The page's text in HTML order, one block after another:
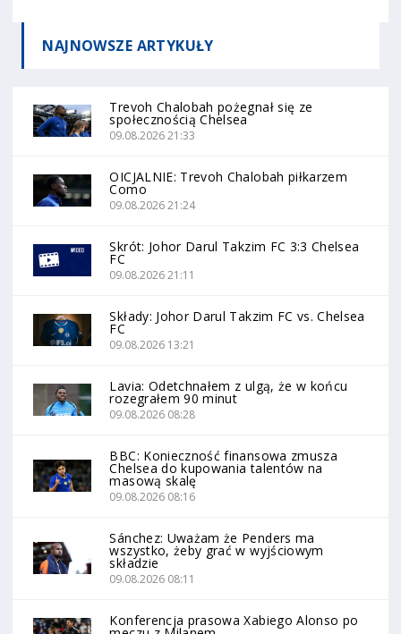
NAJNOWSZE ARTYKUŁY
Trevoh Chalobah pożegnał się ze
społecznością Chelsea
09.08.2026 21:33
OICJALNIE: Trevoh Chalobah piłkarzem
Como
09.08.2026 21:24
Skrót: Johor Darul Takzim FC 3:3 Chelsea
FC
09.08.2026 21:11
Składy: Johor Darul Takzim FC vs. Chelsea
FC
09.08.2026 13:21
Lavia: Odetchnałem z ulgą, że w końcu
rozegrałem 90 minut
09.08.2026 08:28
BBC: Konieczność finansowa zmusza
Chelsea do kupowania talentów na
masową skalę
09.08.2026 08:16
Sánchez: Uważam że Penders ma
wszystko, żeby grać w wyjściowym
składzie
09.08.2026 08:11
Konferencja prasowa Xabiego Alonso po